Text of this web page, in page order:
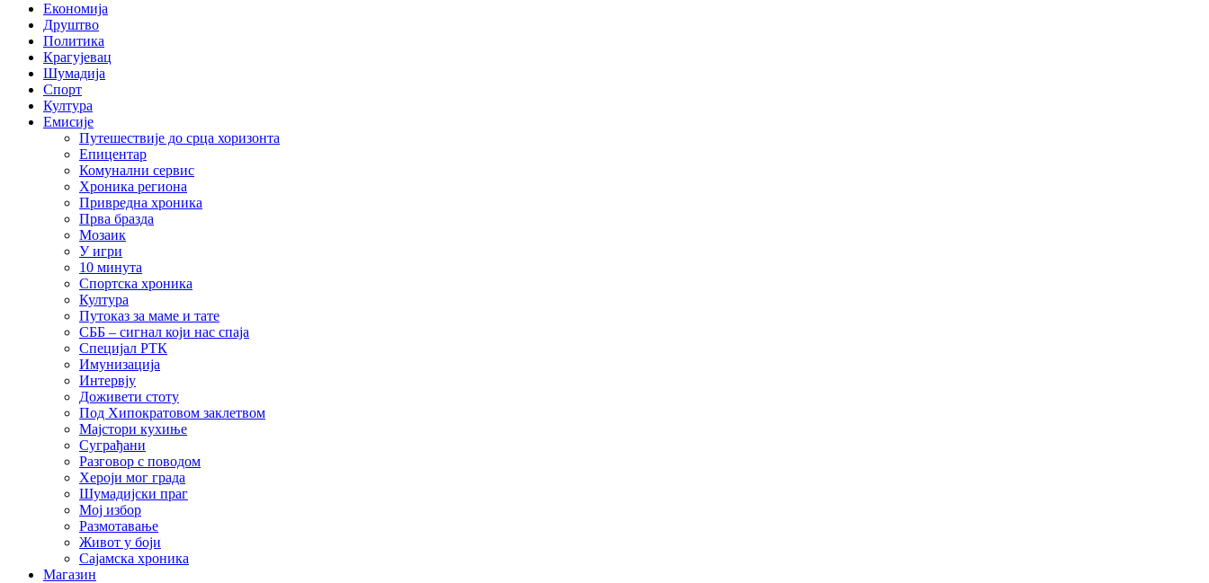
Економија
Друштво
Политика
Крагујевац
Шумадија
Спорт
Култура
Емисије
Путешествије до срца хоризонта
Епицентар
Комунални сервис
Хроника региона
Привредна хроника
Прва бразда
Мозаик
У игри
10 минута
Спортска хроника
Култура
Путоказ за маме и тате
СББ – сигнал који нас спаја
Специјал РТК
Имунизација
Интервју
Доживети стоту
Под Хипократовом заклетвом
Мајстори кухиње
Суграђани
Разговор с поводом
Хероји мог града
Шумадијски праг
Мој избор
Размотавање
Живот у боји
Сајамска хроника
Магазин